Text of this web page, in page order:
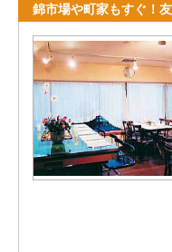
錦市場や町家もすぐ！